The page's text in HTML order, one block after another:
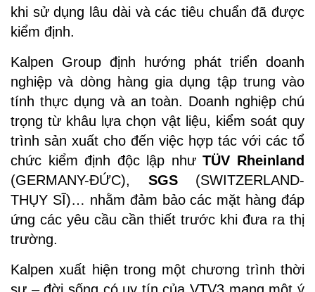
khi sử dụng lâu dài và các tiêu chuẩn đã được
kiểm định.
Kalpen Group định hướng phát triển doanh
nghiệp và dòng hàng gia dụng tập trung vào
tính thực dụng và an toàn. Doanh nghiệp chú
trọng từ khâu lựa chọn vật liệu, kiểm soát quy
trình sản xuất cho đến việc hợp tác với các tổ
chức kiểm định độc lập nhưTÜV Rheinland
(GERMANY-ĐỨC), SGS(SWITZERLAND-
THỤY SĨ)… nhằm đảm bảo các mặt hàng đáp
ứng các yêu cầu cần thiết trước khi đưa ra thị
trường.
Kalpen xuất hiện trong một chương trình thời